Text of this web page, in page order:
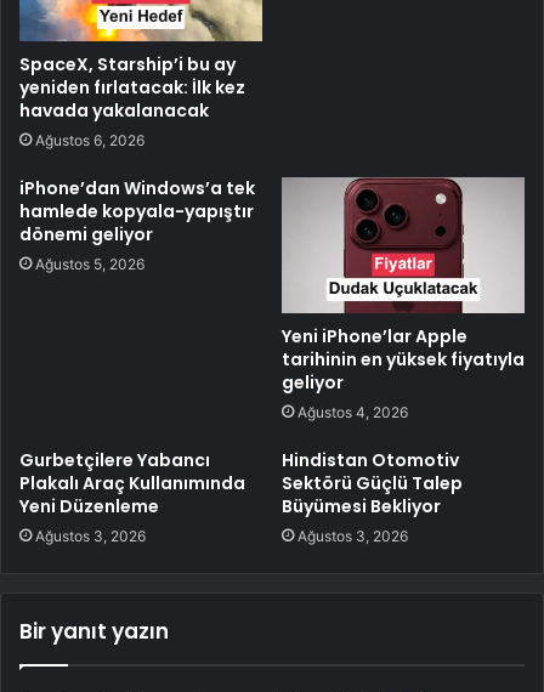
SpaceX, Starship’i bu ay
yeniden fırlatacak: İlk kez
havada yakalanacak
Ağustos 6, 2026
iPhone’dan Windows’a tek
hamlede kopyala-yapıştır
dönemi geliyor
Ağustos 5, 2026
Yeni iPhone’lar Apple
tarihinin en yüksek fiyatıyla
geliyor
Ağustos 4, 2026
Gurbetçilere Yabancı
Plakalı Araç Kullanımında
Yeni Düzenleme
Ağustos 3, 2026
Hindistan Otomotiv
Sektörü Güçlü Talep
Büyümesi Bekliyor
Ağustos 3, 2026
Bir yanıt yazın